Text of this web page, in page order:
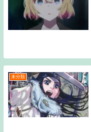
未分類